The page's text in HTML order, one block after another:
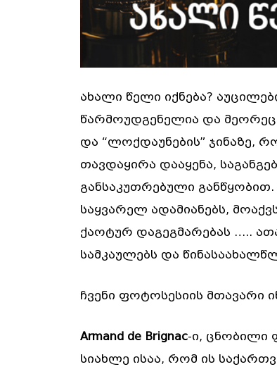
ახალი წელი იქნება?
წარმოუდგენელია და
და “ლოქდაუნების” ჯინაზე,
თავდაყირა დააყენა,
განსაკუთრებული განწყობით.
საყვარელ ადამიანებს,
ქაოტურ დაგეგმარებას …..
სამკაულებს და
ჩვენი ფოტოსესიის მთავარი
Armand de Brignac-ი, ცნობილი
სიახლე ისაა, რომ ის